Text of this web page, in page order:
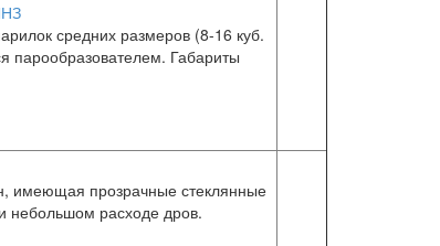
средних размеров (8-16 куб.
парообразователем. Габариты
имеющая прозрачные стеклянные
небольшом расходе дров.